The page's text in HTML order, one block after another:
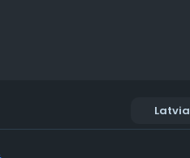
Latvia